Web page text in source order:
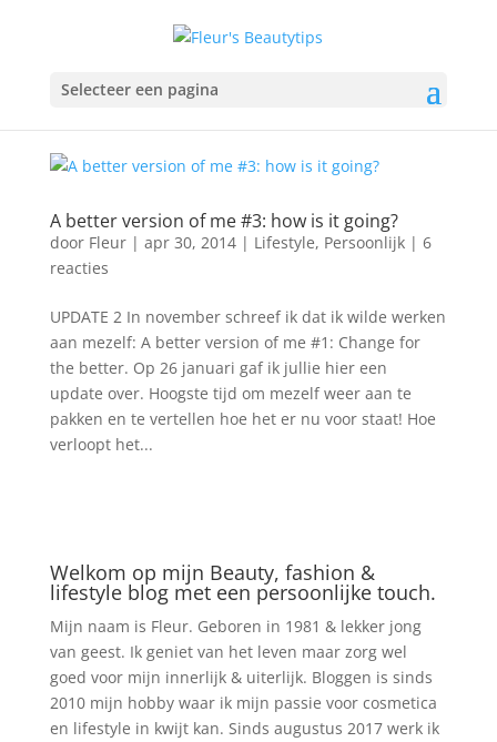
Selecteer een pagina
A better version of me #3: how is it going?
door Fleur| apr 30, 2014| Lifestyle, Persoonlijk| 6
reacties
UPDATE 2 In november schreef ik dat ik wilde werken
aan mezelf: A better version of me #1: Change for
the better. Op 26 januari gaf ik jullie hier een
update over. Hoogste tijd om mezelf weer aan te
pakken en te vertellen hoe het er nu voor staat! Hoe
verloopt het...
Welkom op mijn Beauty, fashion &
lifestyle blog met een persoonlijke touch.
Mijn naam is Fleur. Geboren in 1981 & lekker jong
van geest. Ik geniet van het leven maar zorg wel
goed voor mijn innerlijk & uiterlijk. Bloggen is sinds
2010 mijn hobby waar ik mijn passie voor cosmetica
en lifestyle in kwijt kan. Sinds augustus 2017 werk ik